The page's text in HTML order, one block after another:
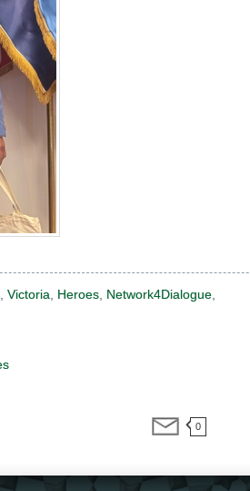
Victoria Heroes Network4Dialogue
0